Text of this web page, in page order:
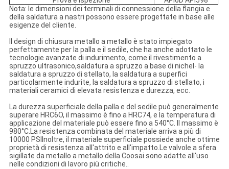
Nota: le dimensioni dei terminali di connessione della flangia e
della saldatura a nastri possono essere progettate in base alle
esigenze del cliente.
Il design di chiusura metallo a metallo è stato impiegato
perfettamente per la palla e il sedile, che ha anche adottato le
tecnologie avanzate di indurimento, come il rivestimento a
spruzzo ultrasonico,saldatura a spruzzo a base di nichel- la
saldatura a spruzzo di stellato, la saldatura a superfici
particolarmente indurite, la saldatura a spruzzo di stellato, i
materiali ceramici di elevata resistenza e durezza, ecc.
La durezza superficiale della palla e del sedile può generalmente
superare HRC6O, il massimo è fino a HRC74, e la temperatura di
applicazione del materiale può essere fino a 540°C. Il massimo è
980°C.La resistenza combinata del materiale arriva a più di
10000 PSIInoltre, il materiale superficiale possiede anche ottime
proprietà di resistenza all'attrito e all'impatto.Le valvole a sfera
sigillate da metallo a metallo della Coosai sono adatte all'uso
nelle condizioni di lavoro più critiche..